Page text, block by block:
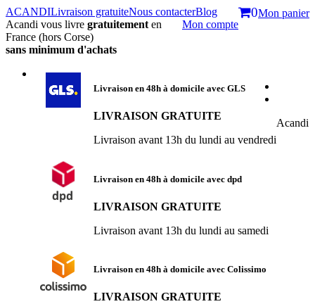
ACANDILivraison gratuiteNous contacterBlog 0Mon panier
Mon compte
Acandi vous livre gratuitement en
France (hors Corse)
sans minimum d'achats
Livraison en 48h à domicile avec GLS
LIVRAISON GRATUITE
Livraison avant 13h du lundi au vendredi
Livraison en 48h à domicile avec dpd
LIVRAISON GRATUITE
Livraison avant 13h du lundi au samedi
Livraison en 48h à domicile avec Colissimo
LIVRAISON GRATUITE
Acandi